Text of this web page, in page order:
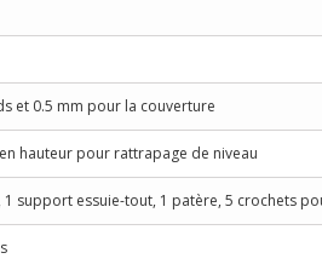
et 0.5 mm pour la couverture
hauteur pour rattrapage de niveau
support essuie-tout, 1 patère, 5 crochets